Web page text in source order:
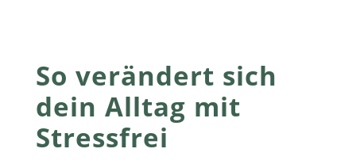
So verändert sich
dein Alltag mit
Stressfrei